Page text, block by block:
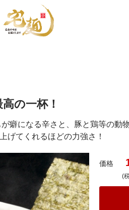
の一杯！
癖になる辛さと、豚と鶏等の動
げてくれるほどの力強さ！
価格
(